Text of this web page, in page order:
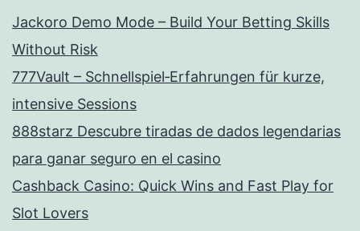
Jackoro Demo Mode – Build Your Betting Skills
Without Risk
777Vault – Schnellspiel‑Erfahrungen für kurze,
intensive Sessions
888starz Descubre tiradas de dados legendarias
para ganar seguro en el casino
Cashback Casino: Quick Wins and Fast Play for
Slot Lovers